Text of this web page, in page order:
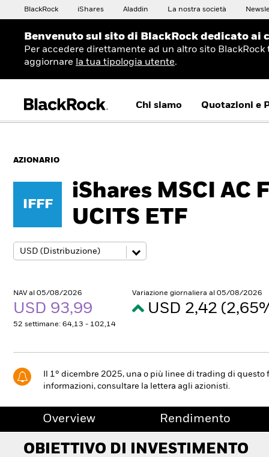
BlackRock iShares Aladdin La nostra società
Benvenuto sul sito di BlackRock dedicato
Per accedere direttamente ad un altro sito
aggiornare
la tua tipologia utente.
Chi siamo Quotazioni e
AZIONARIO
IFFF
iShares MSCI AC
UCITS ETF
NAV al 05/08/2026
USD 93,99
52 settimane: 64,13 - 102,14
Variazione giornaliera al 05/08/2026
USD 2,42
Il 1° dicembre 2025, una o più linee di trading di
informazioni, consultare la lettera agli azionisti.
Overview Rendimento
OBIETTIVO DI INVESTIMENTO